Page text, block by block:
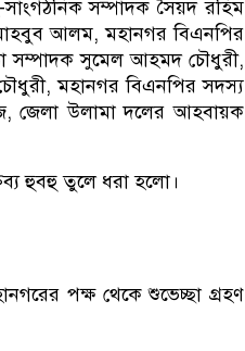
সম্পাদক সৈয়দ রহিম
আলম, মহানগর বিএনপির
সম্পাদক সুমেল আহমদ চৌধুরী,
মহানগর বিএনপির সদস্য
জেলা উলামা দলের আহবায়ক
হুবহু তুলে ধরা হলো।
পক্ষ থেকে শুভেচ্ছা গ্রহণ